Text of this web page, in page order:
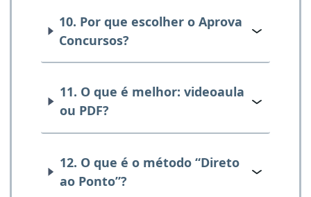
10. Por que escolher o Aprova
Concursos?
11. O que é melhor: videoaula
ou PDF?
12. O que é o método “Direto
ao Ponto”?